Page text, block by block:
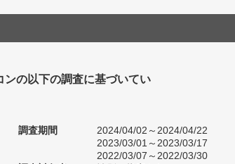
の以下の調査に基づいてい
調査期間
2024/04/02～2024/04/22
2023/03/01～2023/03/17
2022/03/07～2022/03/30